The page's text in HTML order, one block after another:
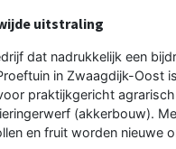
uitstraling
dat nadrukkelijk een
in Zwaagdijk-Oost
praktijkgericht
(akkerbouw).
en fruit worden nieuwe